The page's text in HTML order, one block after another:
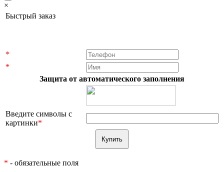
×
Быстрый заказ
*
*
Защита от автоматического заполнения
Введите символы с
картинки*
* - обязательные поля